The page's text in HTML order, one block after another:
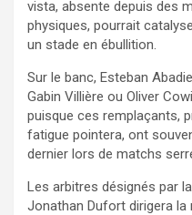
vista, absente depuis des
physiques, pourrait
un stade en ébullition.
Sur le banc, Esteban
Gabin Villière ou Oliver
puisque ces remplaçants,
fatigue pointera, ont
dernier lors de matchs
Les arbitres désignés par
Jonathan Dufort dirigera